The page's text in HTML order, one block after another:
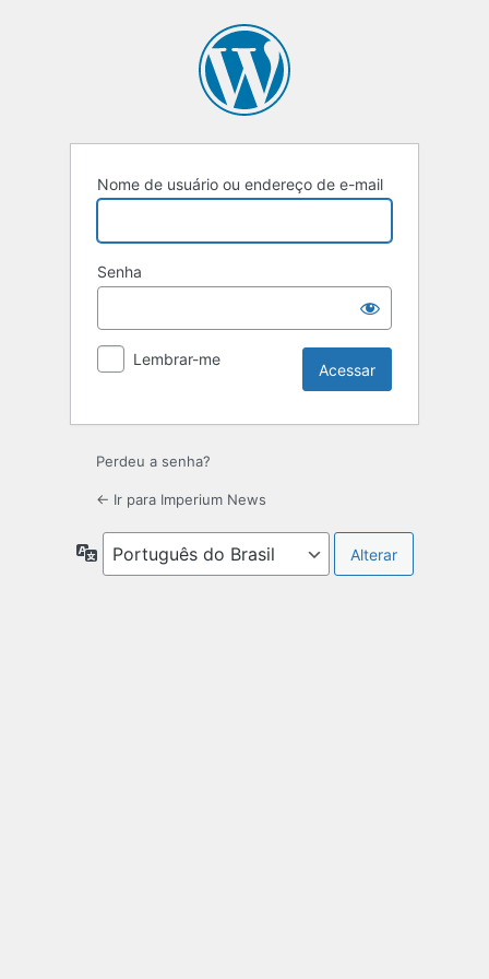
Nome de usuário ou endereço de e-mail
Senha
Lembrar-me
Perdeu a senha?
← Ir para Imperium News
Idioma